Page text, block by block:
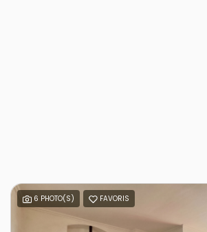
6 PHOTO(S) FAVORIS